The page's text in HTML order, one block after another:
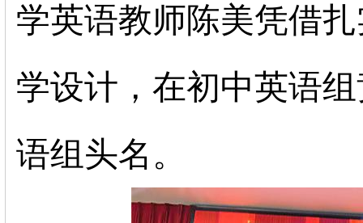
学英语教师陈美凭借
学设计，在初中英语
语组头名。